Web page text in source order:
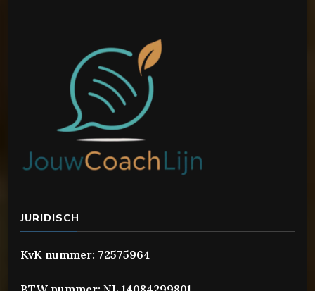
JURIDISCH
KvK nummer: 72575964